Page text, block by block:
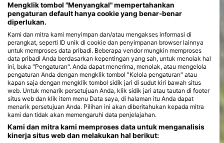
Mengklik tombol "Menyangkal" mempertahankan
pengaturan default hanya cookie yang benar-benar
diperlukan.
Kami dan mitra kami menyimpan dan/atau mengakses informasi di
perangkat, seperti ID unik di cookie dan penyimpanan browser lainnya
untuk memproses data pribadi. Beberapa vendor mungkin memproses
data pribadi Anda berdasarkan kepentingan yang sah, untuk menolak hal
ini, buka "Pengaturan". Anda dapat menerima, menolak, atau mengelola
pengaturan Anda dengan mengklik tombol "Kelola pengaturan" atau
kapan saja dengan mengklik tombol sidik jari di sudut kiri bawah situs
web. Untuk menarik persetujuan Anda, klik sidik jari atau tautan di footer
situs web dan klik item menu Data saya, di halaman itu Anda dapat
menarik persetujuan Anda. Pilihan ini akan diberitahukan kepada mitra
kami dan tidak akan memengaruhi data penjelajahan.
Kami dan mitra kami memproses data untuk menganalisis
kinerja situs web dan melakukan hal berikut: